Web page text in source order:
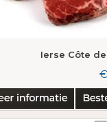
Ierse Côte